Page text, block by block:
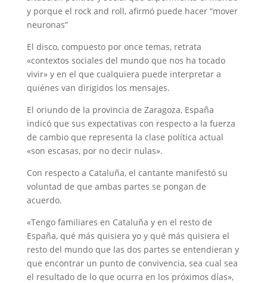
y porque el rock and roll, afirmó puede hacer “mover
neuronas”
El disco, compuesto por once temas, retrata
«contextos sociales del mundo que nos ha tocado
vivir» y en el que cualquiera puede interpretar a
quiénes van dirigidos los mensajes.
El oriundo de la provincia de Zaragoza, España
indicó que sus expectativas con respecto a la fuerza
de cambio que representa la clase política actual
«son escasas, por no decir nulas».
Con respecto a Cataluña, el cantante manifestó su
voluntad de que ambas partes se pongan de
acuerdo.
«Tengo familiares en Cataluña y en el resto de
España, qué más quisiera yo y qué más quisiera el
resto del mundo que las dos partes se entendieran y
que encontrar un punto de convivencia, sea cual sea
el resultado de lo que ocurra en los próximos días»,